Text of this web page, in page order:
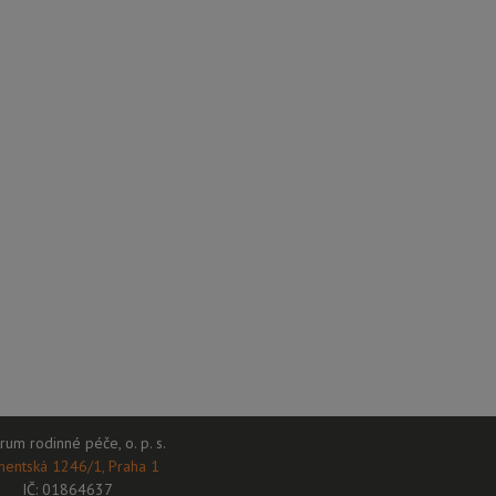
rodinné péče, o. p. s.
1246/1, Praha 1
IČ: 01864637